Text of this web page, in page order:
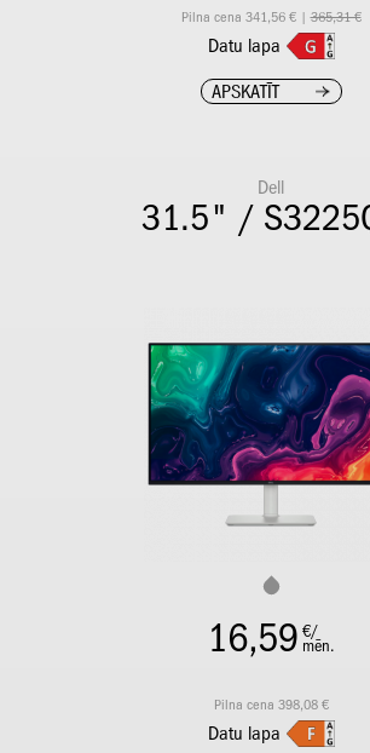
Pilna cena 341,56 € |365,31 €
Datu lapa
APSKATĪT
Dell
31.5" /
16,59 €/
mēn.
Pilna cena 398,08 €
Datu lapa